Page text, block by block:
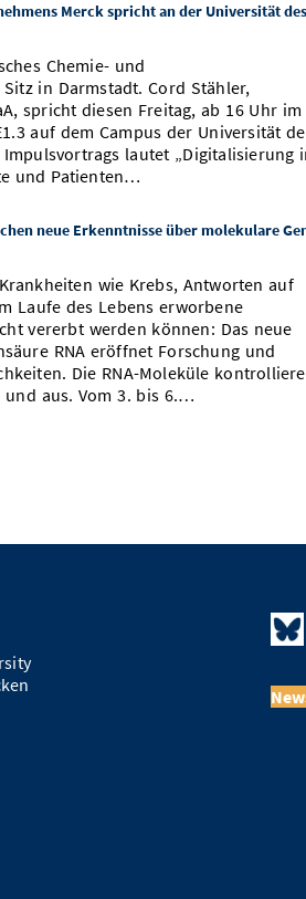
Merck spricht an der Universität des
Chemie- und
in Darmstadt. Cord Stähler,
spricht diesen Freitag, ab 16 Uhr im
auf dem Campus der Universität
lautet „Digitalisierung
und Patienten…
neue Erkenntnisse über molekulare
wie Krebs, Antworten auf
Laufe des Lebens erworbene
vererbt werden können: Das neue
RNA eröffnet Forschung und
Die RNA-Moleküle
und aus. Vom 3. bis 6.…